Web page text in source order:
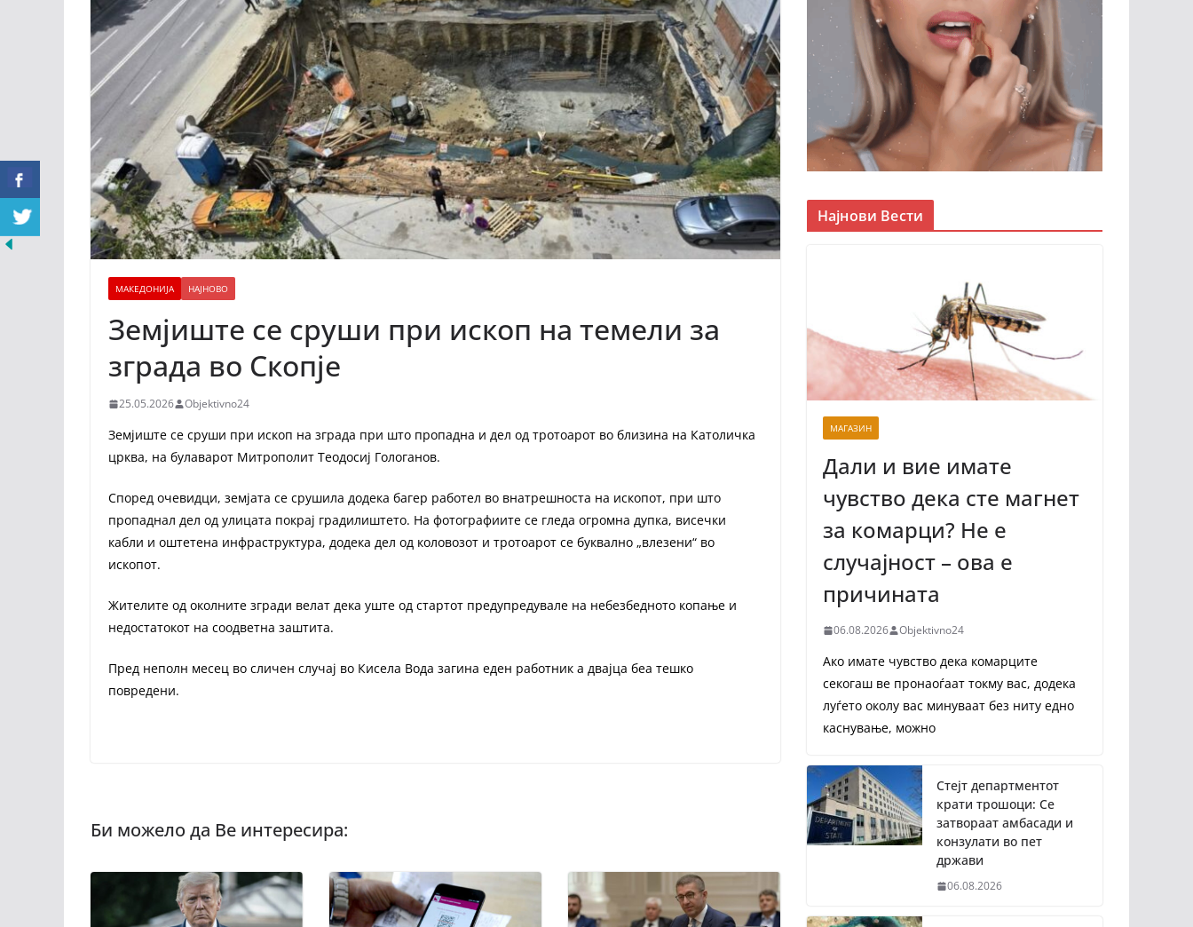
МАКЕДОНИЈА НАЈНОВО
Земјиште се сруши при ископ на темели за
зграда во Скопје
25.05.2026 Objektivno24
Земјиште се сруши при ископ на зграда при што пропадна и дел од тротоарот во близина на Католичка
црква, на булаварот Митрополит Теодосиј Гологанов.
Според очевидци, земјата се срушила додека багер работел во внатрешноста на ископот, при што
пропаднал дел од улицата покрај градилиштето. На фотографиите се гледа огромна дупка, висечки
кабли и оштетена инфраструктура, додека дел од коловозот и тротоарот се буквално „влезени“ во
ископот.
Жителите од околните згради велат дека уште од стартот предупредувале на небезбедното копање и
недостатокот на соодветна заштита.
Пред неполн месец во сличен случај во Кисела Вода загина еден работник а двајца беа тешко
повредени.
Најнови Вести
МАГАЗИН
Дали и вие имате
чувство дека сте магнет
за комарци? Не е
случајност – ова е
причината
06.08.2026 Objektivno24
Ако имате чувство дека комарците
секогаш ве пронаоѓаат токму вас, додека
луѓето околу вас минуваат без ниту едно
каснување, можно
Стејт департментот
крати трошоци: Се
затвораат амбасади и
конзулати во пет
држави
06.08.2026